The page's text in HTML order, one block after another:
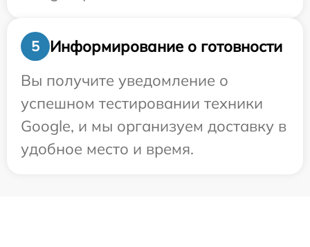
5
Информирование о готовности
Вы получите уведомление о
успешном тестировании техники
Google, и мы организуем доставку в
удобное место и время.